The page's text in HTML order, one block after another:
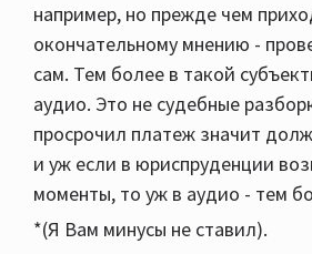
например, но прежде чем
окончательному мнению -
сам. Тем более в такой
аудио. Это не судебные
просрочил платеж значит
и уж если в юриспруденции
моменты, то уж в аудио - тем
*(Я Вам минусы не ставил).